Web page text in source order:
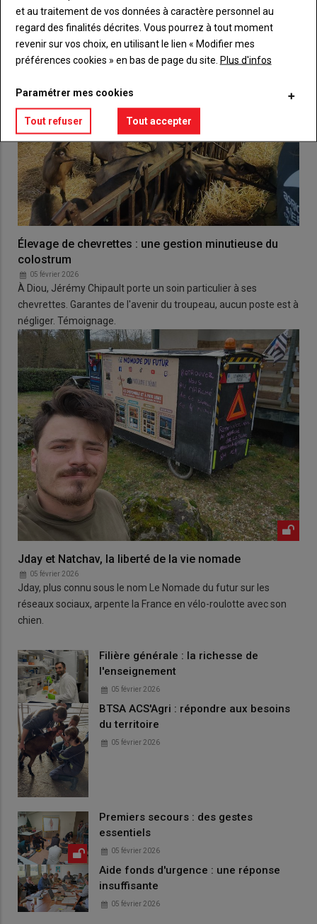
Élevage de chevrettes : une gestion minutieuse du
colostrum
05 février 2026
À Diou, Jérémy Chipault porte un soin particulier à ses
chevrettes. Garantes de l'avenir du troupeau, aucun poste est à
négliger. Témoignage.
Jday et Natchav, la liberté de la vie nomade
05 février 2026
Jday, plus connu sous le nom Le Nomade du futur sur les
réseaux sociaux, arpente la France en vélo-roulotte avec son
chien.
Filière générale : la richesse de
l'enseignement
05 février 2026
BTSA ACS'Agri : répondre aux besoins
du territoire
05 février 2026
Premiers secours : des gestes
essentiels
05 février 2026
Aide fonds d'urgence : une réponse
insuffisante
05 février 2026
et au traitement de vos données à caractère personnel au
regard des finalités décrites. Vous pourrez à tout moment
revenir sur vos choix, en utilisant le lien « Modifier mes
préférences cookies » en bas de page du site. Plus d'infos
Paramétrer mes cookies
Tout refuser Tout accepter